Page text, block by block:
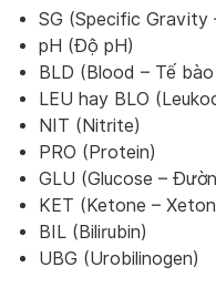
SG (Specific Gravity
pH (Độ pH)
BLD (Blood – Tế
LEU hay BLO
NIT (Nitrite)
PRO (Protein)
GLU (Glucose –
KET (Ketone –
BIL (Bilirubin)
UBG (Urobilinogen)